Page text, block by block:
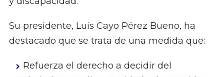
Su presidente, Luis Cayo Pérez Bueno, ha
destacado que se trata de una medida que:
Refuerza el derecho a decidir del